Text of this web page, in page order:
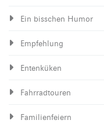
Ein bisschen Humor
Empfehlung
Entenküken
Fahrradtouren
Familienfeiern